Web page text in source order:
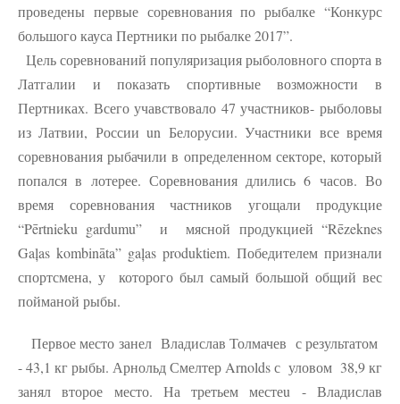
проведены первые соревнования по рыбалке “Конкурс
большого кауса Пертники по рыбалке 2017”.
Цель соревнований популяризация рыболовного спорта в
Латгалии и показать спортивные возможности в
Пертниках. Всего учавствовало 47 участников- рыболовы
из Латвии, России un Белорусии. Участники все время
соревнования рыбачили в определенном секторе, который
попался в лотерее. Соревнования длились 6 часов. Во
время соревнования частников угощали продукцие
“Pērtnieku gardumu” и мясной продукцией “Rēzeknes
Gaļas kombināta” gaļas produktiem. Победителем признали
спортсмена, у которого был самый большой общий вес
пойманой рыбы.
Первое место занел Владислав Толмачев с результатом
- 43,1 кг рыбы. Арнольд Смелтер Arnolds с уловом 38,9 кг
занял второе место. На третьем местеu - Владислав